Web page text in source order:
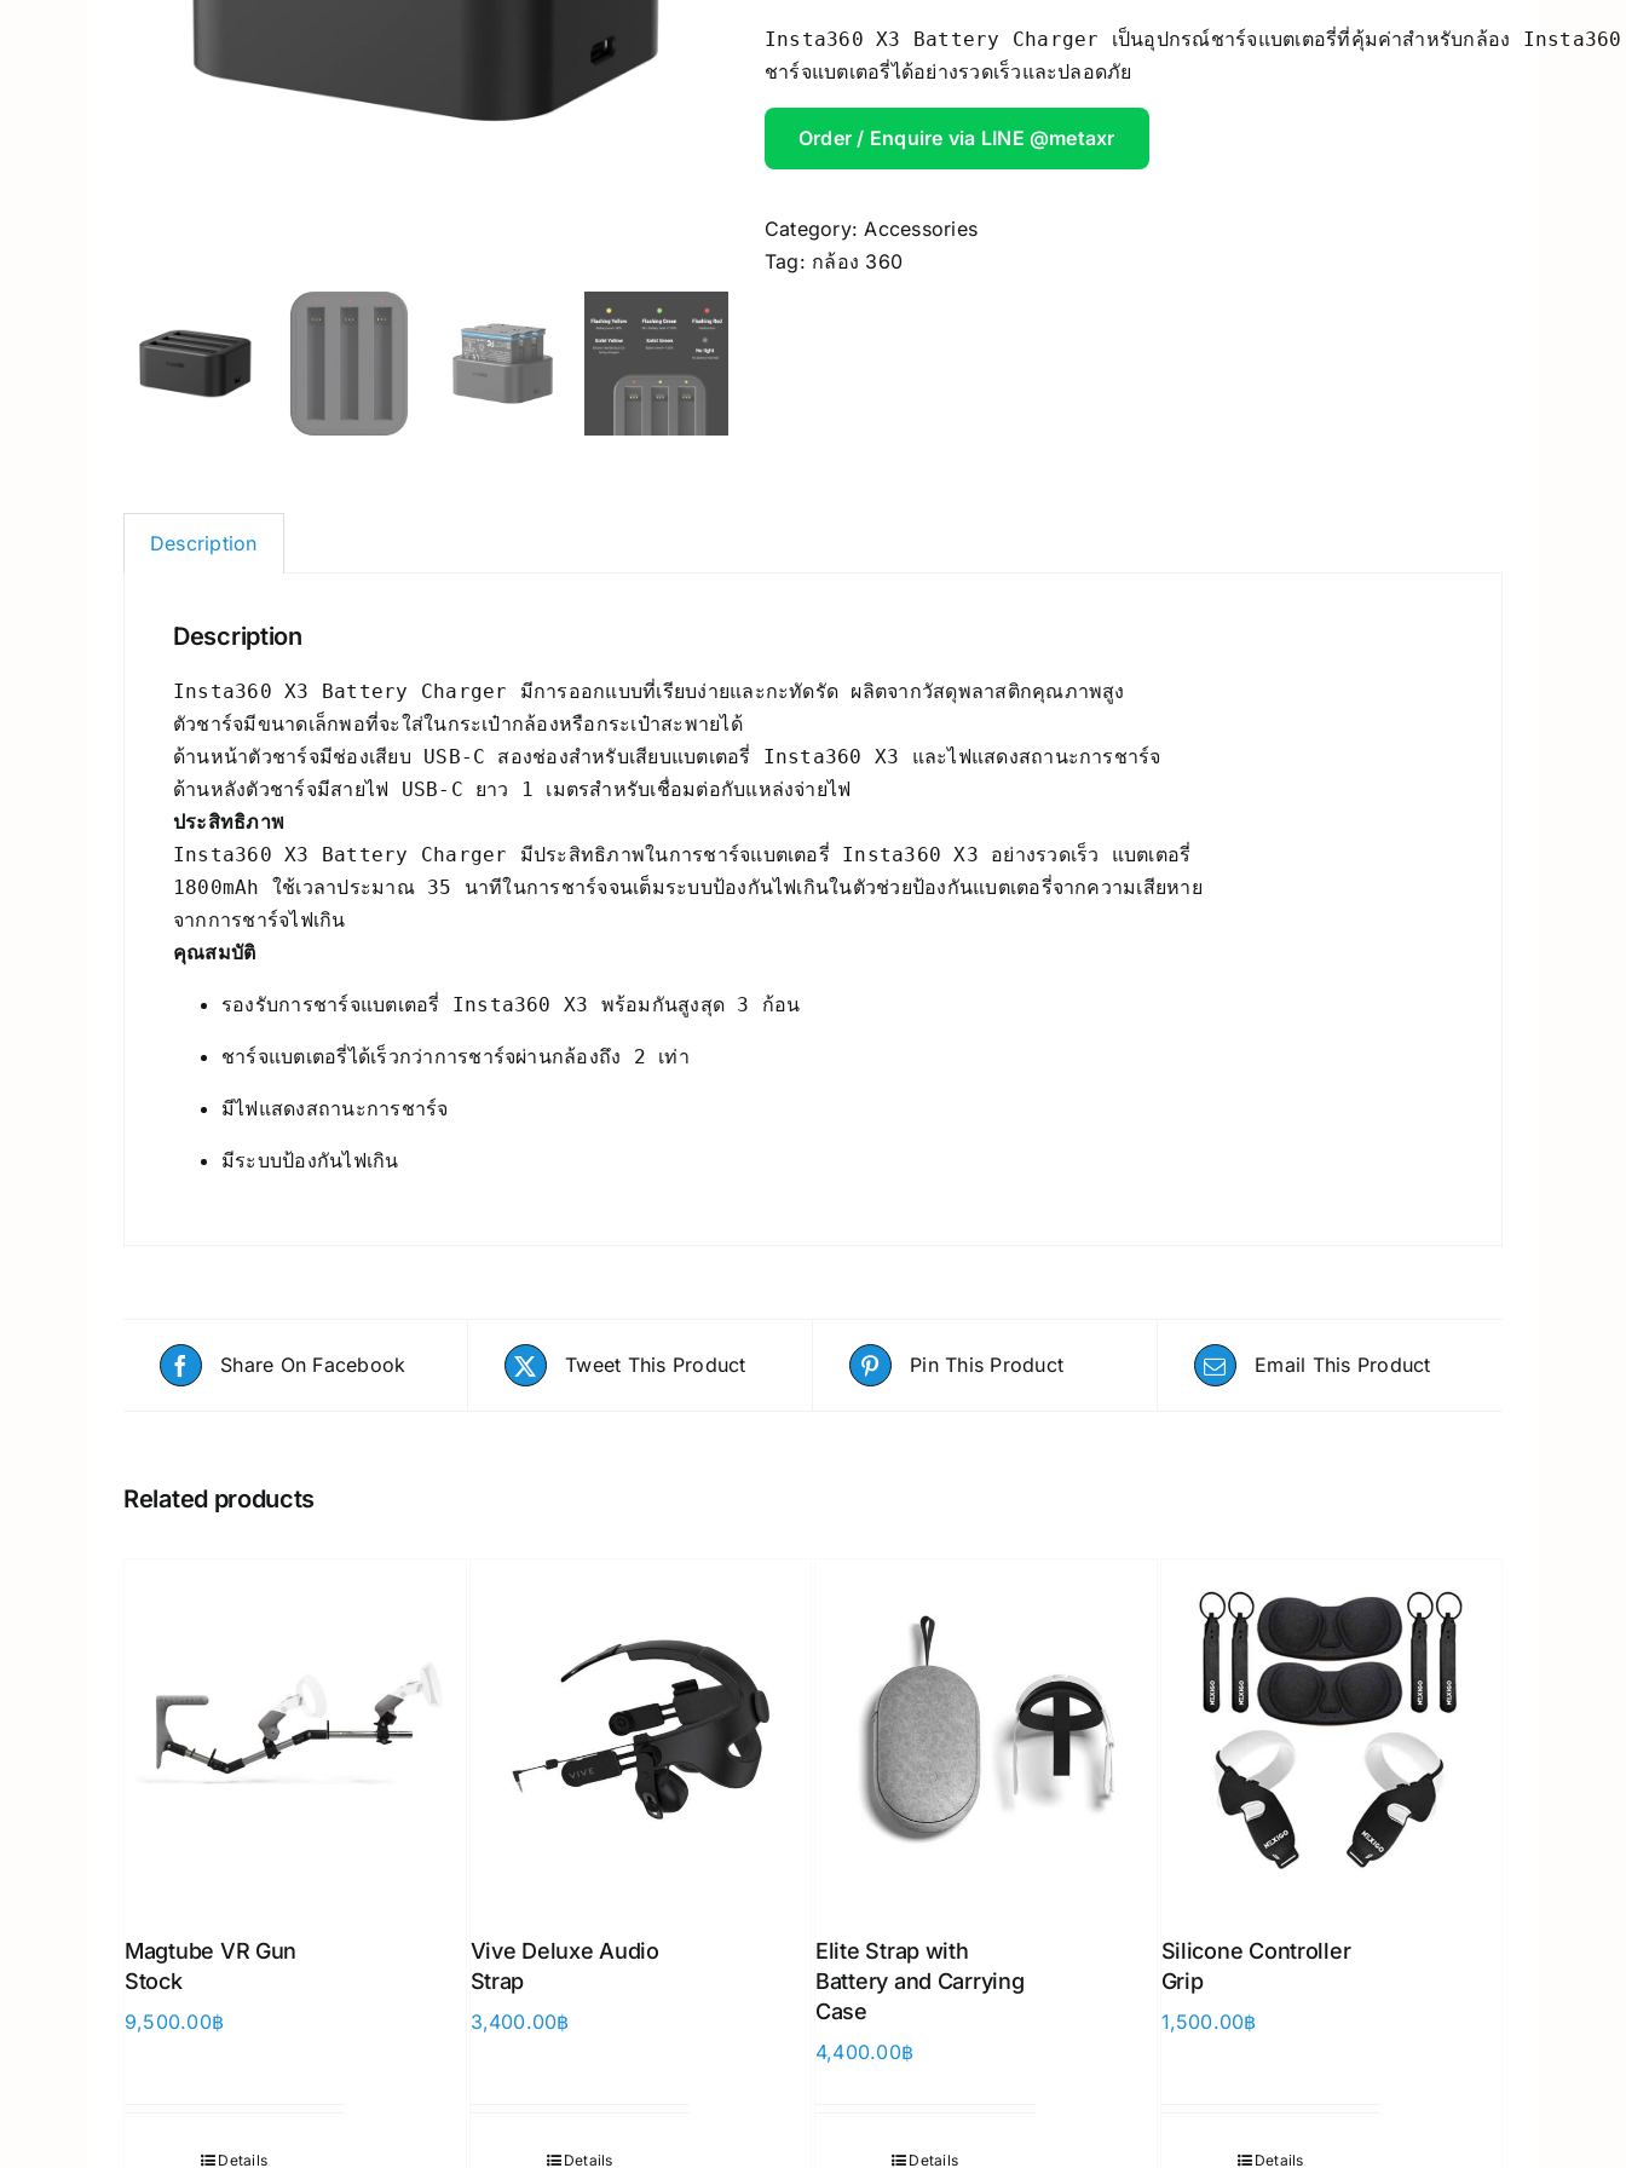
AOOSTAR
Insta360 X3 Battery Charger เป็นอุปกรณ์ชาร์จแบตเตอรี่ที่คุ้มค่าสำหรับกล้อง
ชาร์จแบตเตอรี่ได้อย่างรวดเร็วและปลอดภัย
Order / Enquire via LINE @metaxr
Category: Accessories
Tag: กล้อง 360
Description
Description
Insta360 X3 Battery Charger มีการออกแบบที่เรียบง่ายและกะทัดรัด ผลิตจากวัสดุพลาสติกคุณภาพสูง
ตัวชาร์จมีขนาดเล็กพอที่จะใส่ในกระเป๋ากล้องหรือกระเป๋าสะพายได้
ด้านหน้าตัวชาร์จมีช่องเสียบ USB-C สองช่องสำหรับเสียบแบตเตอรี่ Insta360 X3 และไฟแสดงสถานะการชาร์จ
ประสิทธิภาพ
Insta360 X3 Battery Charger มีประสิทธิภาพในการชาร์จแบตเตอรี่ Insta360 X3 อย่างรวดเร็ว แบตเตอรี่
1800mAh ใช้เวลาประมาณ 35 นาทีในการชาร์จจนเต็มระบบป้องกันไฟเกินในตัวช่วยป้องกันแบตเตอรี่จากความเสียหาย
คุณสมบัติ
รองรับการชาร์จแบตเตอรี่ Insta360 X3 พร้อมกันสูงสุด 3 ก้อน
ชาร์จแบตเตอรี่ได้เร็วกว่าการชาร์จผ่านกล้องถึง 2 เท่า
มีไฟแสดงสถานะการชาร์จ
มีระบบป้องกันไฟเกิน
Share On Facebook Tweet This Product Pin This Product Email This Product
Related products
Magtube VR Gun
Stock
9,500.00฿
Details
Vive Deluxe Audio
Strap
3,400.00฿
Details
Elite Strap with
Battery and Carrying
Case
4,400.00฿
Details
Silicone Controller
Grip
1,500.00฿
Details